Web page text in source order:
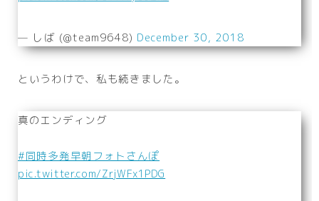
— しば (@team9648) December 30, 2018
というわけで、私も続きました。
真のエンディング
#同時多発早朝フォトさんぽ
pic.twitter.com/ZrjWFx1PDG